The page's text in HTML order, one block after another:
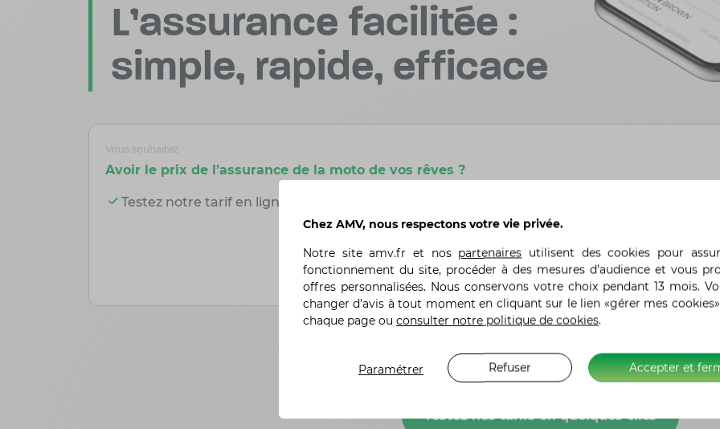
L'assurance facilitée :
simple, rapide, efficace
Vous souhaitez
Avoir le prix de l’assurance de la moto de vos rêves ?
Testez notre tarif en ligne et en quelques clics
Testez nos tarifs en quelques clics
Chez AMV, nous respectons votre vie privée.
Notre siteamv.fr et nos partenaires utilisent des cookies pour
fonctionnement du site, procéder à des mesures d’audience et vous
offres personnalisées. Nous conservons votre choix pendant 13 mois.
changer d’avis à tout moment en cliquant sur le lien «gérer mes
chaque page ou consulter notre politique de cookies.
Accepter et
Refuser
Paramétrer